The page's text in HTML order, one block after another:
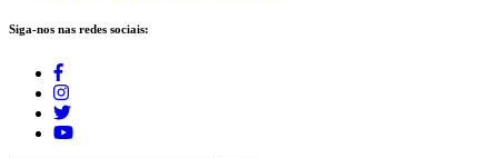
Siga-nos nas redes sociais: